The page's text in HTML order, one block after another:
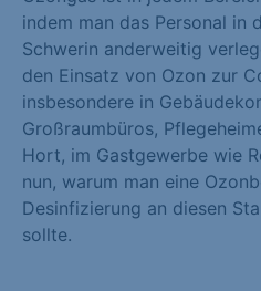
indem man das Personal in
Schwerin anderweitig
den Einsatz von Ozon zur
insbesondere in
Großraumbüros,
Hort, im Gastgewerbe wie
nun, warum man eine
Desinfizierung an diesen
sollte.